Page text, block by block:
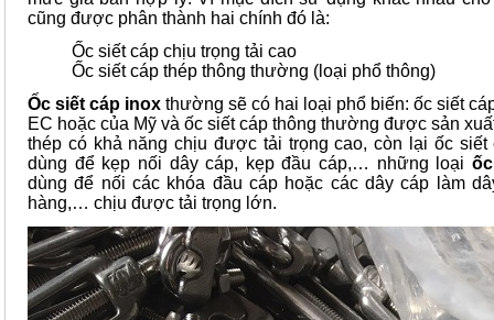
cũng được phân thành hai chính đó là:
Ốc siết cáp chịu trọng tải cao
Ốc siết cáp thép thông thường (loại phổ thông)
Ốc siết cáp inox thường sẽ có hai loại phổ biến: ốc siết
EC hoặc của Mỹ và ốc siết cáp thông thường được sản
thép có khả năng chịu được tải trọng cao, còn lại ốc
dùng để kẹp nối dây cáp, kẹp đầu cáp,… những loại
dùng để nối các khóa đầu cáp hoặc các dây cáp làm
hàng,… chịu được tải trọng lớn.